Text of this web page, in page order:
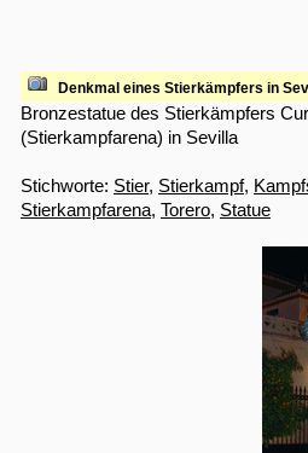
Denkmal eines Stierkämpfers in
Bronzestatue des Stierkämpfers
(Stierkampfarena) in Sevilla
Stichworte: Stier, Stierkampf,
Stierkampfarena, Torero, Statue